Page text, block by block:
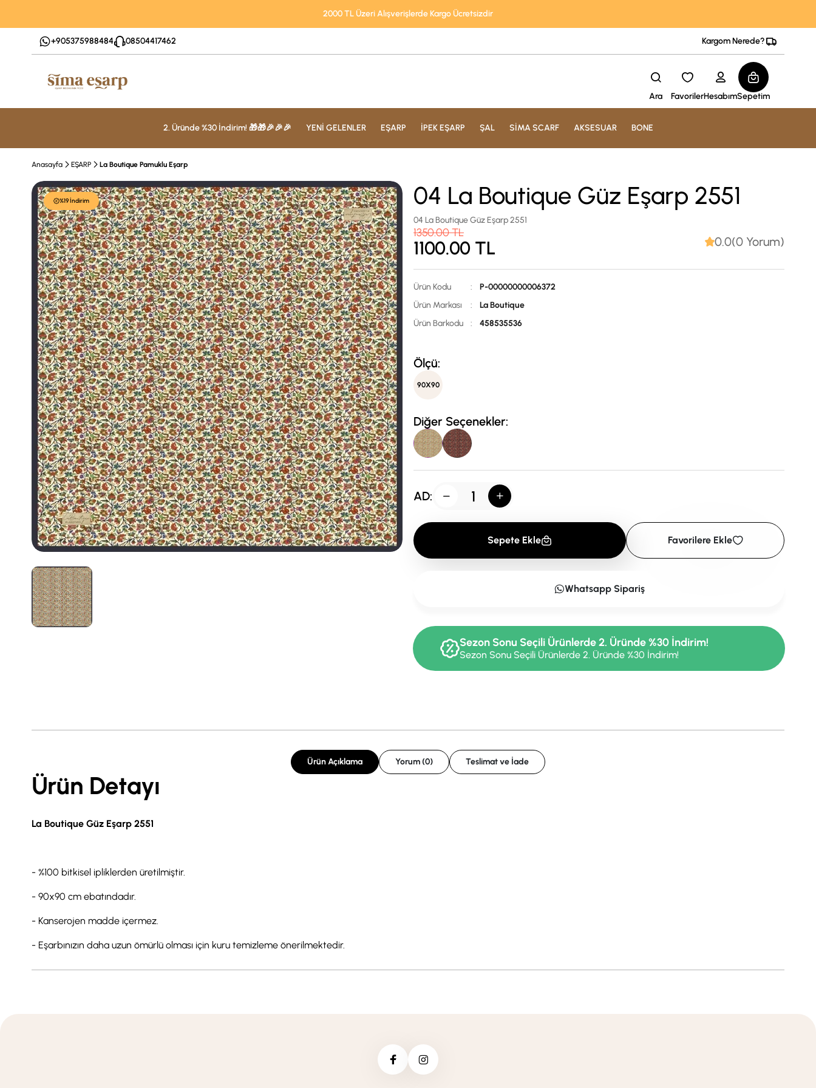
2000 TL Üzeri Alışverişlerde Kargo Ücretsizdir
+905375988484 08504417462 Kargom Nerede?
Ara FavorilerHesabımSepetim
2. Üründe %30 İndirim! 🎁🎁🎉🎉🎉 YENİ GELENLER EŞARP İPEK EŞARP ŞAL SİMA SCARF AKSESUAR BONE
Anasayfa EŞARP La Boutique Pamuklu Eşarp
%19 İndirim 04 La Boutique Güz Eşarp 2551
04 La Boutique Güz Eşarp 2551
1350.00TL
1100.00 TL 0.0(0 Yorum)
Ürün Kodu :
P-00000000006372
Ürün Markası
:
La Boutique
Ürün Barkodu
: 458535536
Ölçü:
90X90
Diğer Seçenekler:
AD:
Sepete Ekle Favorilere Ekle
Whatsapp Sipariş
Sezon Sonu Seçili Ürünlerde 2. Üründe %30 İndirim!
Sezon Sonu Seçili Ürünlerde 2. Üründe %30 İndirim!
Ürün Açıklama Yorum (0) Teslimat ve İade
Ürün Detayı
La Boutique Güz Eşarp 2551
- %100 bitkisel ipliklerden üretilmiştir.
- 90x90 cm ebatındadır.
- Kanserojen madde içermez.
- Eşarbınızın daha uzun ömürlü olması için kuru temizleme önerilmektedir.